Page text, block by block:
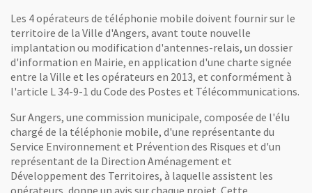
Les 4 opérateurs de téléphonie mobile doivent fournir sur le
territoire de la Ville d'Angers, avant toute nouvelle
implantation ou modification d'antennes-relais, un dossier
d'information en Mairie, en application d'une charte signée
entre la Ville et les opérateurs en 2013, et conformément à
l'article L 34-9-1 du Code des Postes et Télécommunications.
Sur Angers, une commission municipale, composée de l'élu
chargé de la téléphonie mobile, d'une représentante du
Service Environnement et Prévention des Risques et d'un
représentant de la Direction Aménagement et
Développement des Territoires, à laquelle assistent les
opérateurs, donne un avis sur chaque projet. Cette